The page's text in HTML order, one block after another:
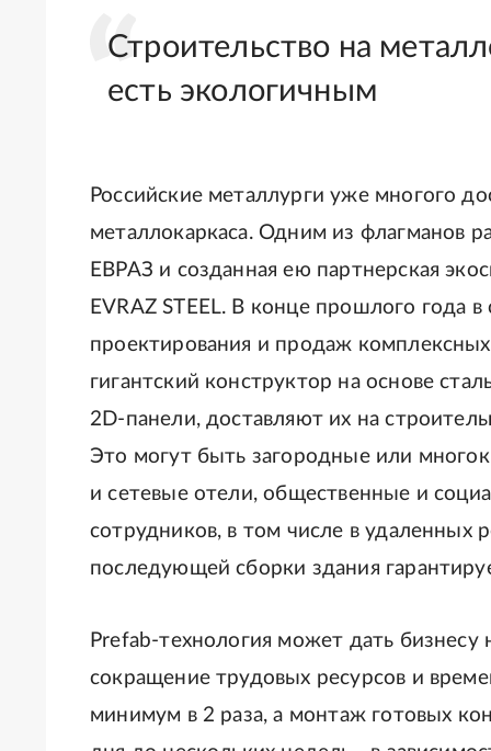
Строительство на
есть экологичным
Российские металлурги уже многого
металлокаркаса. Одним из флагманов
ЕВРАЗ и созданная ею партнерская
EVRAZ STEEL. В конце прошлого года
проектирования и продаж
гигантский конструктор на основе
2D-панели, доставляют их на
Это могут быть загородные или
и сетевые отели, общественные и
сотрудников, в том числе в удаленных
последующей сборки здания
Рrefab-технология может дать
сокращение трудовых ресурсов и
минимум в 2 раза, а монтаж готовых